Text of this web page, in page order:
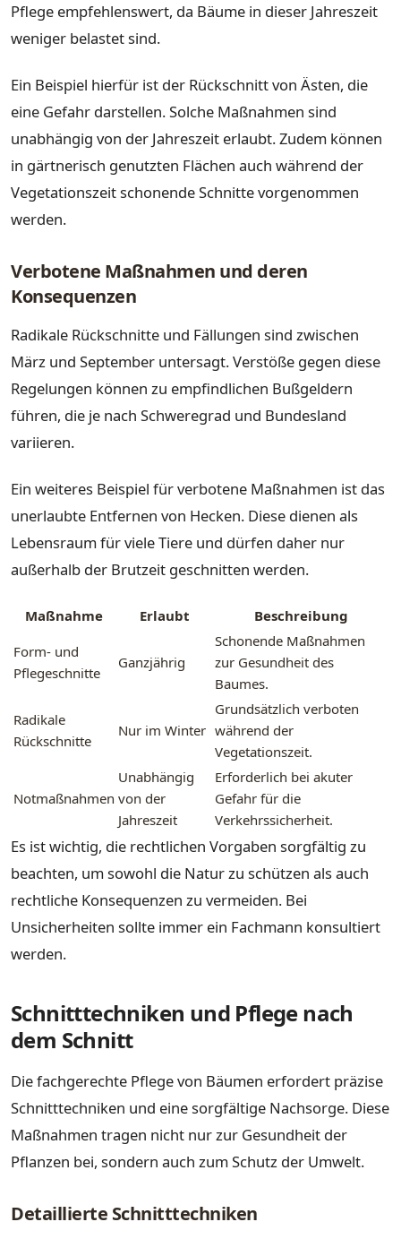
Pflege empfehlenswert, da Bäume in dieser Jahreszeit
weniger belastet sind.
Ein Beispiel hierfür ist der Rückschnitt von Ästen, die
eine Gefahr darstellen. Solche Maßnahmen sind
unabhängig von der Jahreszeit erlaubt. Zudem können
in gärtnerisch genutzten Flächen auch während der
Vegetationszeit schonende Schnitte vorgenommen
werden.
Verbotene Maßnahmen und deren
Konsequenzen
Radikale Rückschnitte und Fällungen sind zwischen
März und September untersagt. Verstöße gegen diese
Regelungen können zu empfindlichen Bußgeldern
führen, die je nach Schweregrad und Bundesland
variieren.
Ein weiteres Beispiel für verbotene Maßnahmen ist das
unerlaubte Entfernen von Hecken. Diese dienen als
Lebensraum für viele Tiere und dürfen daher nur
außerhalb der Brutzeit geschnitten werden.
Maßnahme Erlaubt
Beschreibung
Form- und
Pflegeschnitte
Ganzjährig
Schonende Maßnahmen
zur Gesundheit des
Baumes.
Radikale
Rückschnitte
Nur im Winter
Grundsätzlich verboten
während der
Vegetationszeit.
Notmaßnahmen
Unabhängig
von der
Jahreszeit
Erforderlich bei akuter
Gefahr für die
Verkehrssicherheit.
Es ist wichtig, die rechtlichen Vorgaben sorgfältig zu
beachten, um sowohl die Natur zu schützen als auch
rechtliche Konsequenzen zu vermeiden. Bei
Unsicherheiten sollte immer ein Fachmann konsultiert
werden.
Schnitttechniken und Pflege nach
dem Schnitt
Die fachgerechte Pflege von Bäumen erfordert präzise
Schnitttechniken und eine sorgfältige Nachsorge. Diese
Maßnahmen tragen nicht nur zur Gesundheit der
Pflanzen bei, sondern auch zum Schutz der Umwelt.
Detaillierte Schnitttechniken